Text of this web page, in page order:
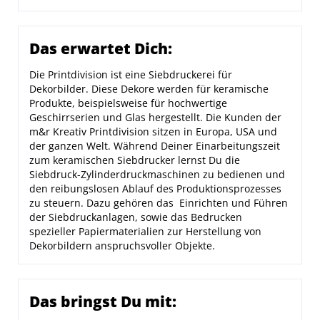
Das erwartet Dich:
Die Printdivision ist eine Siebdruckerei für
Dekorbilder. Diese Dekore werden für keramische
Produkte, beispielsweise für hochwertige
Geschirrserien und Glas hergestellt. Die Kunden der
m&r Kreativ Printdivision sitzen in Europa, USA und
der ganzen Welt. Während Deiner Einarbeitungszeit
zum keramischen Siebdrucker lernst Du die
Siebdruck-Zylinderdruckmaschinen zu bedienen und
den reibungslosen Ablauf des Produktionsprozesses
zu steuern. Dazu gehören das Einrichten und Führen
der Siebdruckanlagen, sowie das Bedrucken
spezieller Papiermaterialien zur Herstellung von
Dekorbildern anspruchsvoller Objekte.
Das bringst Du mit: